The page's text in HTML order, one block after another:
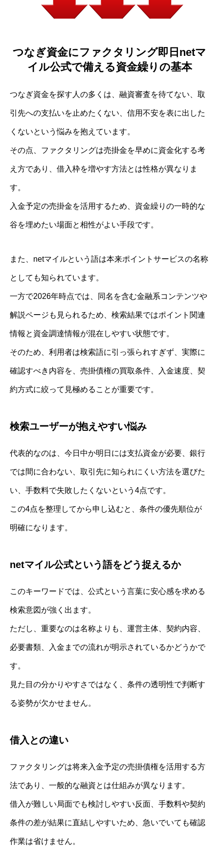
つなぎ資金にファクタリング即日netマ
イル公式で備える資金繰りの基本
つなぎ資金を探す人の多くは、融資審査を待てない、取
引先への支払いを止めたくない、信用不安を表に出した
くないという悩みを抱えています。
その点、ファクタリングは売掛金を早めに資金化する考
え方であり、借入枠を増やす方法とは性格が異なりま
す。
入金予定の売掛金を活用するため、資金繰りの一時的な
谷を埋めたい場面と相性がよい手段です。
また、netマイルという語は本来ポイントサービスの名称
としても知られています。
一方で2026年時点では、同名を含む金融系コンテンツや
解説ページも見られるため、検索結果ではポイント関連
情報と資金調達情報が混在しやすい状態です。
そのため、利用者は検索語に引っ張られすぎず、実際に
確認すべき内容を、売掛債権の買取条件、入金速度、契
約方式に絞って見極めることが重要です。
検索ユーザーが抱えやすい悩み
代表的なのは、今日中か明日には支払資金が必要、銀行
では間に合わない、取引先に知られにくい方法を選びた
い、手数料で失敗したくないという4点です。
この4点を整理してから申し込むと、条件の優先順位が
明確になります。
netマイル公式という語をどう捉えるか
このキーワードでは、公式という言葉に安心感を求める
検索意図が強く出ます。
ただし、重要なのは名称よりも、運営主体、契約内容、
必要書類、入金までの流れが明示されているかどうかで
す。
見た目の分かりやすさではなく、条件の透明性で判断す
る姿勢が欠かせません。
借入との違い
ファクタリングは将来入金予定の売掛債権を活用する方
法であり、一般的な融資とは仕組みが異なります。
借入が難しい局面でも検討しやすい反面、手数料や契約
条件の差が結果に直結しやすいため、急いでいても確認
作業は省けません。